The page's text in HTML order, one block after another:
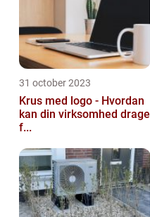
31 october 2023
Krus med logo - Hvordan
kan din virksomhed drage
f...